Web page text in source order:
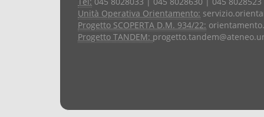
Unità Operativa Orientamento:
Progetto SCOPERTA D.M. 934/22:
Progetto TANDEM: